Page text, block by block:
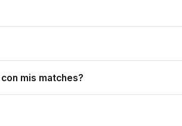
mis matches?